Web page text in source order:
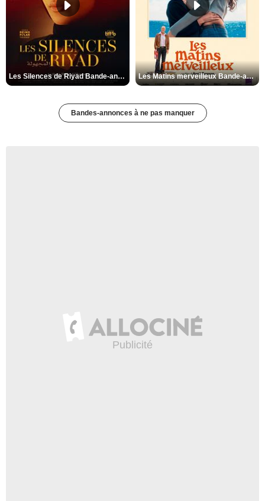
Les Silences de Riyad Bande-annonce VO STFR Les Matins merveilleux Bande-annonce VF
Bandes-annonces à ne pas manquer